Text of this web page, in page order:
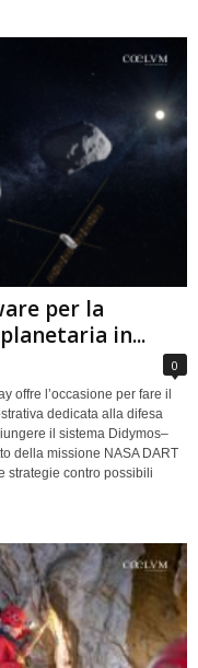
per la
in...
0
offre l’occasione per fare il
dedicata alla difesa
il sistema Didymos–
della missione NASA DART
strategie contro possibili